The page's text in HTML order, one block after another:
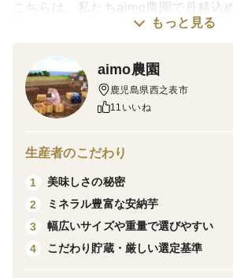
こちらは、私たちaimo農園で丹精込
島県種子島産の安納芋です。専用の
します。
種子島の温暖な気候と特有の土壌で
タミン、ミネラルなども含まれ、日
として親しまれています。
本商品は、Sサイズ（約80〜140g）
140〜270g）を混合してお届けいた
もっと見る
aimo農園
鹿児島県西之表市
11いいね
生産者のこだわり
1
美味しさの秘密
2
ミネラル豊富な安納芋
3
幅広いサイズや重量で選びやすい
4
こだわり貯蔵・厳しい選定基準